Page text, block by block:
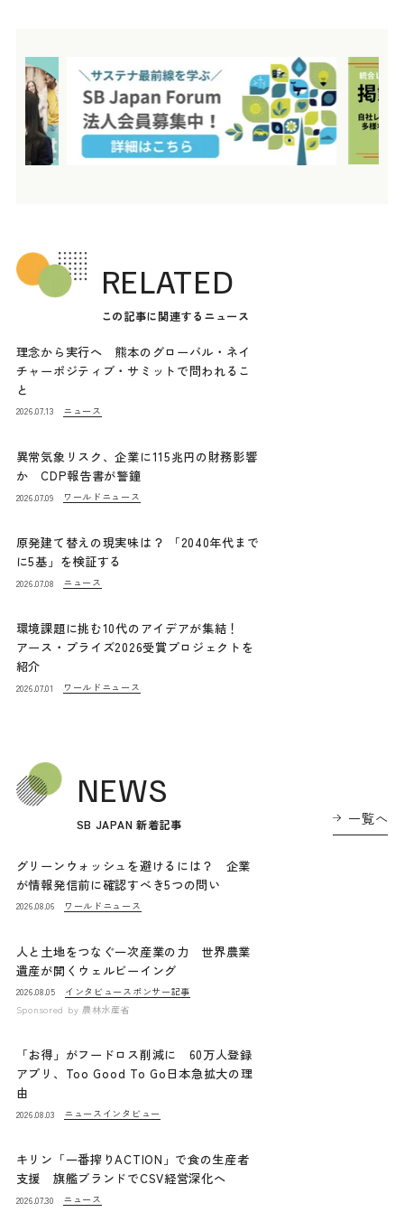
RELATED
この記事に関連するニュース
理念から実行へ 熊本のグローバル・ネイ
チャーポジティブ・サミットで問われるこ
と
2026.07.13 ニュース
異常気象リスク、企業に115兆円の財務影響
か CDP報告書が警鐘
2026.07.09 ワールドニュース
原発建て替えの現実味は？ 「2040年代まで
に5基」を検証する
2026.07.08 ニュース
環境課題に挑む10代のアイデアが集結！
アース・プライズ2026受賞プロジェクトを
紹介
2026.07.01 ワールドニュース
NEWS
SB JAPAN 新着記事 一覧へ
グリーンウォッシュを避けるには？ 企業
が情報発信前に確認すべき5つの問い
2026.08.06 ワールドニュース
人と土地をつなぐ一次産業の力 世界農業
遺産が開くウェルビーイング
2026.08.05 インタビュー スポンサー記事
Sponsored by 農林水産省
「お得」がフードロス削減に 60万人登録
アプリ、Too Good To Go日本急拡大の理
由
2026.08.03 ニュース インタビュー
キリン「一番搾りACTION」で食の生産者
支援 旗艦ブランドでCSV経営深化へ
2026.07.30 ニュース